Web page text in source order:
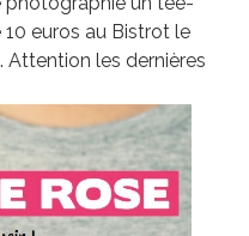
euros au Bistrot le
Attention les dernières